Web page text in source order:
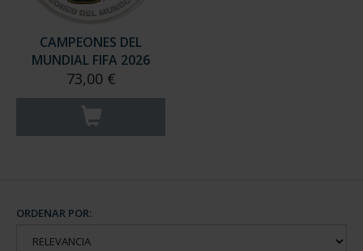
CAMPEONES DEL
MUNDIAL FIFA 2026
73,00 €
ORDENAR POR: